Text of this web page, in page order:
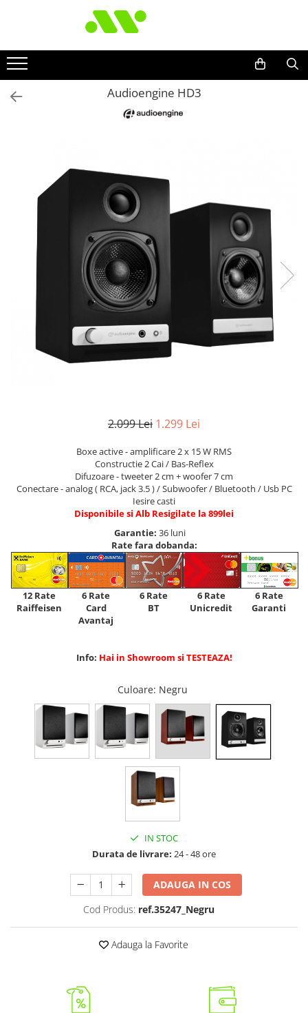
Audioengine HD3
2.099 Lei 1.299 Lei
Boxe active - amplificare 2 x 15 W RMS
Constructie 2 Cai / Bas-Reflex
Difuzoare - tweeter 2 cm + woofer 7 cm
Conectare - analog ( RCA, jack 3.5 ) / Subwoofer / Bluetooth / Usb PC
Iesire casti
Disponibile si Alb Resigilate la 899lei
Garantie: 36 luni
Rate fara dobanda:
12 Rate
Raiffeisen
6 Rate
Card
Avantaj
6 Rate
BT
6 Rate
Unicredit
6 Rate
Garanti
Info: Hai in Showroom si TESTEAZA!
Culoare: Negru
IN STOC
Durata de livrare: 24 - 48 ore
ADAUGA IN COS
Cod Produs: ref.35247_Negru
Adauga la Favorite